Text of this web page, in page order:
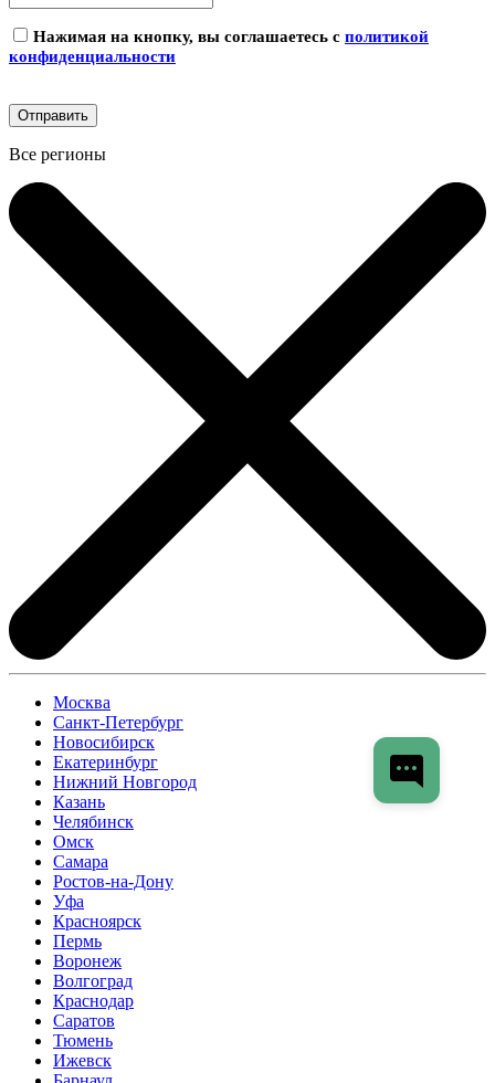
Нажимая на кнопку, вы соглашаетесь с политикой
конфиденциальности
Все регионы
Москва
Санкт-Петербург
Новосибирск
Екатеринбург
Нижний Новгород
Казань
Челябинск
Омск
Самара
Ростов-на-Дону
Уфа
Красноярск
Пермь
Воронеж
Волгоград
Краснодар
Саратов
Тюмень
Ижевск